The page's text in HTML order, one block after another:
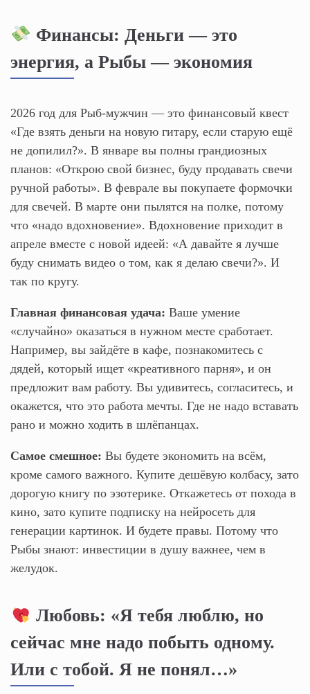
Финансы: Деньги — это
энергия, а Рыбы — экономия
2026 год для Рыб-мужчин — это финансовый квест
«Где взять деньги на новую гитару, если старую ещё
не допилил?». В январе вы полны грандиозных
планов: «Открою свой бизнес, буду продавать свечи
ручной работы». В феврале вы покупаете формочки
для свечей. В марте они пылятся на полке, потому
что «надо вдохновение». Вдохновение приходит в
апреле вместе с новой идеей: «А давайте я лучше
буду снимать видео о том, как я делаю свечи?». И
так по кругу.
Главная финансовая удача: Ваше умение
«случайно» оказаться в нужном месте сработает.
Например, вы зайдёте в кафе, познакомитесь с
дядей, который ищет «креативного парня», и он
предложит вам работу. Вы удивитесь, согласитесь, и
окажется, что это работа мечты. Где не надо вставать
рано и можно ходить в шлёпанцах.
Самое смешное: Вы будете экономить на всём,
кроме самого важного. Купите дешёвую колбасу, зато
дорогую книгу по эзотерике. Откажетесь от похода в
кино, зато купите подписку на нейросеть для
генерации картинок. И будете правы. Потому что
Рыбы знают: инвестиции в душу важнее, чем в
желудок.
Любовь: «Я тебя люблю, но
сейчас мне надо побыть одному.
Или с тобой. Я не понял…»